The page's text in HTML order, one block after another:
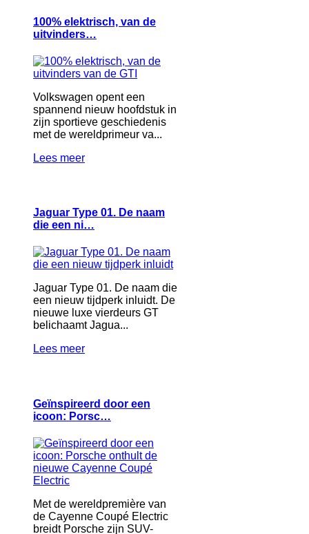
100% elektrisch, van de
uitvinders…
Volkswagen opent een
spannend nieuw hoofdstuk in
zijn sportieve geschiedenis
met de wereldprimeur va...
Lees meer
Jaguar Type 01. De naam
die een ni…
Jaguar Type 01. De naam die
een nieuw tijdperk inluidt. De
nieuwe luxe vierdeurs GT
belichaamt Jagua...
Lees meer
Geïnspireerd door een
icoon: Porsc…
Met de wereldpremière van
de Cayenne Coupé Electric
breidt Porsche zijn SUV-